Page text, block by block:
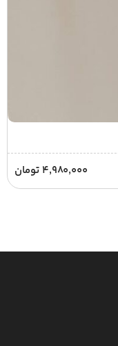
۴,۹۸۰,۰۰۰ تومان